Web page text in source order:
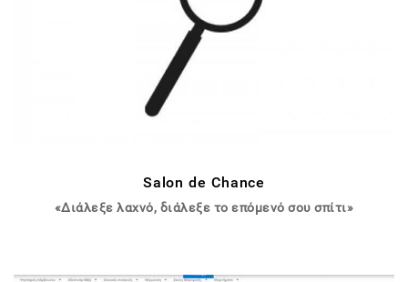
Salon de Chance
«Διάλεξε λαχνό, διάλεξε το επόμενό σου σπίτι»